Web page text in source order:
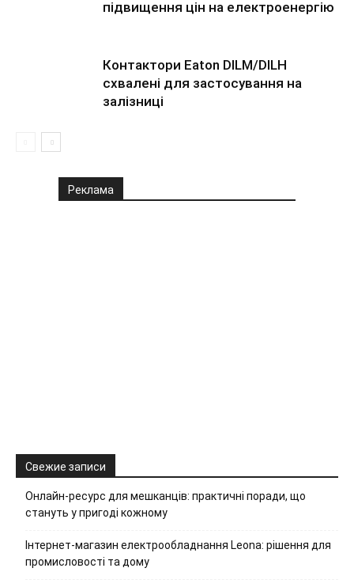
підвищення цін на електроенергію
Контактори Eaton DILM/DILH
схвалені для застосування на
залізниці
Реклама
Свежие записи
Онлайн-ресурс для мешканців: практичні поради, що
стануть у пригоді кожному
Інтернет-магазин електрообладнання Leona: рішення для
промисловості та дому